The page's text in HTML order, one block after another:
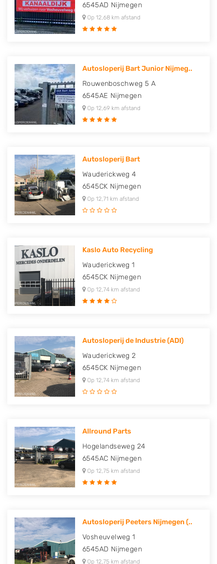
6545AD Nijmegen
Op 12,68 km afstand
Autosloperij Bart Junior Nijmeg..
Rouwenboschweg 5 A
6545AE Nijmegen
Op 12,69 km afstand
Autosloperij Bart
Wauderickweg 4
6545CK Nijmegen
Op 12,71 km afstand
Kaslo Auto Recycling
Wauderickweg 1
6545CK Nijmegen
Op 12,74 km afstand
Autosloperij de Industrie (ADI)
Wauderickweg 2
6545CK Nijmegen
Op 12,74 km afstand
Allround Parts
Hogelandseweg 24
6545AC Nijmegen
Op 12,75 km afstand
Autosloperij Peeters Nijmegen (..
Vosheuvelweg 1
6545AD Nijmegen
Op 12,75 km afstand